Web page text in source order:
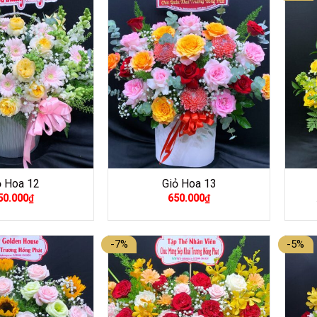
kệ hoa khai
Hoa 12
₫
Giỏ Hoa 13
650.000₫
-7% -5%